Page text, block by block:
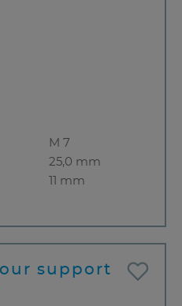
M 7
25,0 mm
11 mm
support